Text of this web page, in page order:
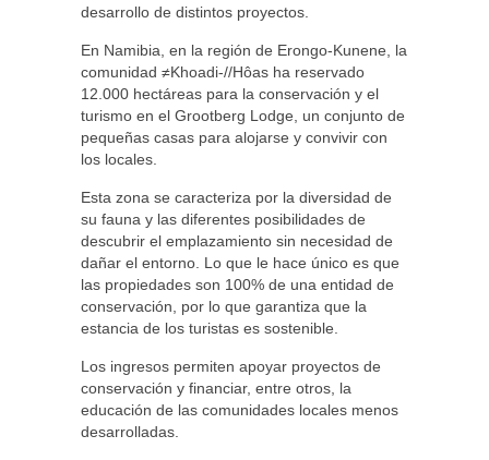
desarrollo de distintos proyectos.
En Namibia, en la región de Erongo-Kunene, la
comunidad ≠Khoadi-//Hôas ha reservado
12.000 hectáreas para la conservación y el
turismo en el Grootberg Lodge, un conjunto de
pequeñas casas para alojarse y convivir con
los locales.
Esta zona se caracteriza por la diversidad de
su fauna y las diferentes posibilidades de
descubrir el emplazamiento sin necesidad de
dañar el entorno. Lo que le hace único es que
las propiedades son 100% de una entidad de
conservación, por lo que garantiza que la
estancia de los turistas es sostenible.
Los ingresos permiten apoyar proyectos de
conservación y financiar, entre otros, la
educación de las comunidades locales menos
desarrolladas.